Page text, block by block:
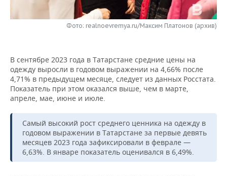
НЕФТЕХИМИЯ
ЭНЕРГЕТИКА
РОЗНИЧНАЯ ТОРГОВЛЯ
УСЛУГИ
НОВОСТИ ТЕХНОЛОГИЙ
МЕДИА
ТЕЛЕКОММУНИКАЦИИ
МЕРОПРИЯТИЯ
ВЫЕЗДНАЯ РЕДАКЦИЯ
БИЗНЕС-БРАНЧИ
ONLINE-КОНФЕРЕНЦИИ
ОТКРЫТАЯ ЛЕКЦИЯ
НОВОСТИ СПОРТА
ФУТБОЛ
ХОККЕЙ
БАСКЕТБОЛ
ВОЛЕЙБОЛ
ОБЩЕСТВО
НОВОСТИ ОБЩЕСТВА
ВЛАСТЬ
ИНФРАСТРУКТУРА
ИСТОРИЯ
ФОТОГАЛЕРЕЯ
СЮЖЕТЫ
СПРАВОЧНИК
СПИСОК ПЕРСОН
ПОЛНАЯ ВЕРСИЯ
Фото: realnoevremya.ru/Максим Платонов (архив)
В сентябре 2023 года в Татарстане средние цены на
одежду выросли в годовом выражении на 4,66% после
4,71% в предыдущем месяце, следует из данных Росстата.
Показатель при этом оказался выше, чем в марте,
апреле, мае, июне и июле.
Самый высокий рост среднего ценника на одежду в
годовом выражении в Татарстане за первые девять
месяцев 2023 года зафиксировали в феврале —
6,63%. В январе показатель оценивался в 6,49%.